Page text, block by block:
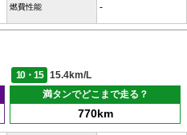
燃費性能 -
10・15
15.4km/L
満タンでどこまで走る？
770km